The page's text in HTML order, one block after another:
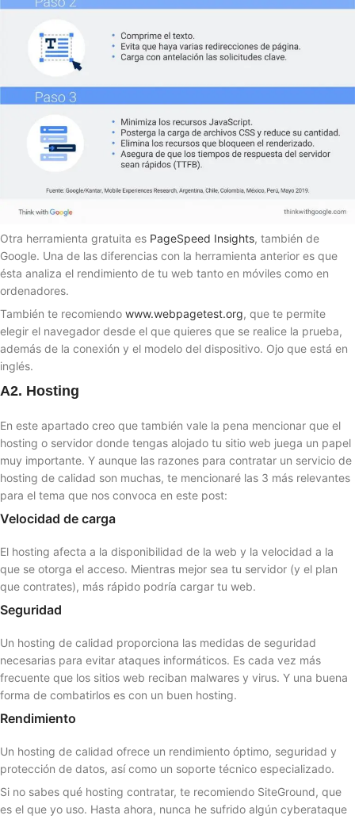
Otra herramienta gratuita es PageSpeed Insights, también de
Google. Una de las diferencias con la herramienta anterior es que
ésta analiza el rendimiento de tu web tanto en móviles como en
ordenadores.
También te recomiendo www.webpagetest.org, que te permite
elegir el navegador desde el que quieres que se realice la prueba,
además de la conexión y el modelo del dispositivo. Ojo que está en
inglés.
A2. Hosting
En este apartado creo que también vale la pena mencionar que el
hosting o servidor donde tengas alojado tu sitio web juega un papel
muy importante. Y aunque las razones para contratar un servicio de
hosting de calidad son muchas, te mencionaré las 3 más relevantes
para el tema que nos convoca en este post:
Velocidad de carga
El hosting afecta a la disponibilidad de la web y la velocidad a la
que se otorga el acceso. Mientras mejor sea tu servidor (y el plan
que contrates), más rápido podría cargar tu web.
Seguridad
Un hosting de calidad proporciona las medidas de seguridad
necesarias para evitar ataques informáticos. Es cada vez más
frecuente que los sitios web reciban malwares y virus. Y una buena
forma de combatirlos es con un buen hosting.
Rendimiento
Un hosting de calidad ofrece un rendimiento óptimo, seguridad y
protección de datos, así como un soporte técnico especializado.
Si no sabes qué hosting contratar, te recomiendo SiteGround, que
es el que yo uso. Hasta ahora, nunca he sufrido algún cyberataque